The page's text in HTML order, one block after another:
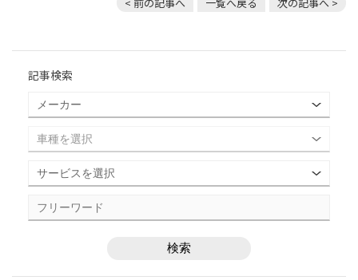
< 前の記事へ 一覧へ戻る 次の記事へ >
記事検索